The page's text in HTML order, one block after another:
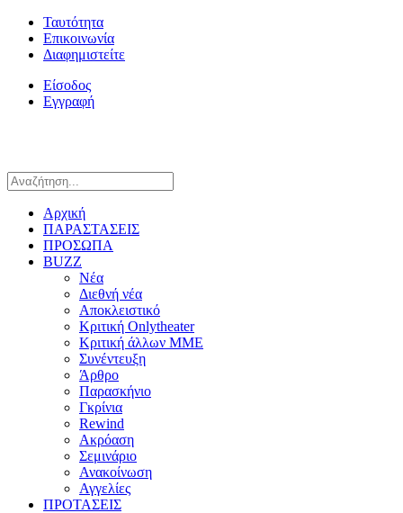
Ταυτότητα
Επικοινωνία
Διαφημιστείτε
Είσοδος
Εγγραφή
Αρχική
ΠΑΡΑΣΤΑΣΕΙΣ
ΠΡΟΣΩΠΑ
BUZZ
Νέα
Διεθνή νέα
Αποκλειστικό
Κριτική Onlytheater
Κριτική άλλων ΜΜΕ
Συνέντευξη
Άρθρο
Παρασκήνιο
Γκρίνια
Rewind
Ακρόαση
Σεμινάριο
Ανακοίνωση
Αγγελίες
ΠΡΟΤΑΣΕΙΣ